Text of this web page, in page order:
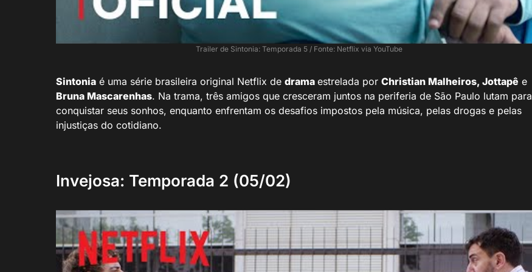
Trailer de Sintonia: Temporada 5 / Fonte: Netflix via YouTube
Sintonia é uma série brasileira original Netflix de drama estrelada por Christian Malheiros, Jottapê e
Bruna Mascarenhas. Na trama, três amigos que cresceram juntos na periferia de São Paulo lutam para
conquistar seus sonhos, enquanto enfrentam os desafios impostos pela música, pelas drogas e pelas
injustiças do cotidiano.
Invejosa: Temporada 2 (05/02)